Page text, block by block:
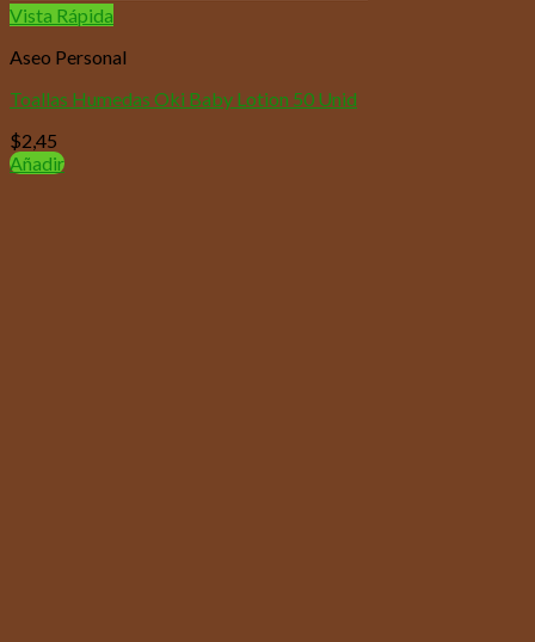
Vista Rápida
Aseo Personal
Toallas Humedas Oki Baby Lotion 50 Unid
$2,45
Añadir